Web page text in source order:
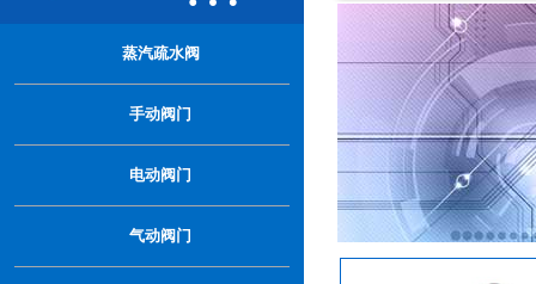
…
蒸汽疏水阀
手动阀门
电动阀门
气动阀门